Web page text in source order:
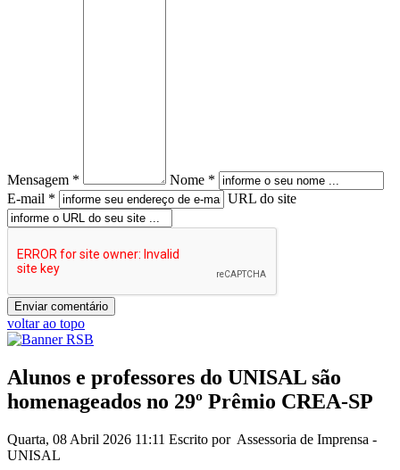
Mensagem *
Nome *
E-mail *
URL do site
voltar ao topo
Alunos e professores do UNISAL são
homenageados no 29º Prêmio CREA-SP
Quarta, 08 Abril 2026 11:11 Escrito por Assessoria de Imprensa -
UNISAL